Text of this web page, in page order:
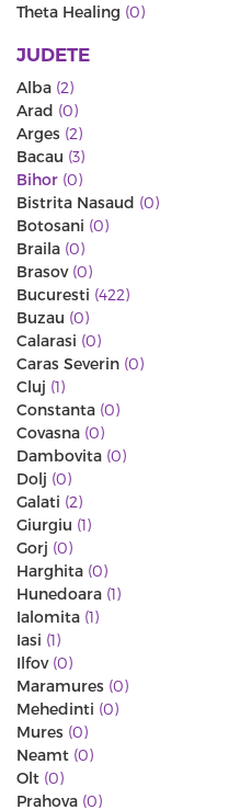
Theta Healing (0)
JUDETE
Alba (2)
Arad (0)
Arges (2)
Bacau (3)
Bihor (0)
Bistrita Nasaud (0)
Botosani (0)
Braila (0)
Brasov (0)
Bucuresti (422)
Buzau (0)
Calarasi (0)
Caras Severin (0)
Cluj (1)
Constanta (0)
Covasna (0)
Dambovita (0)
Dolj (0)
Galati (2)
Giurgiu (1)
Gorj (0)
Harghita (0)
Hunedoara (1)
Ialomita (1)
Iasi (1)
Ilfov (0)
Maramures (0)
Mehedinti (0)
Mures (0)
Neamt (0)
Olt (0)
Prahova (0)